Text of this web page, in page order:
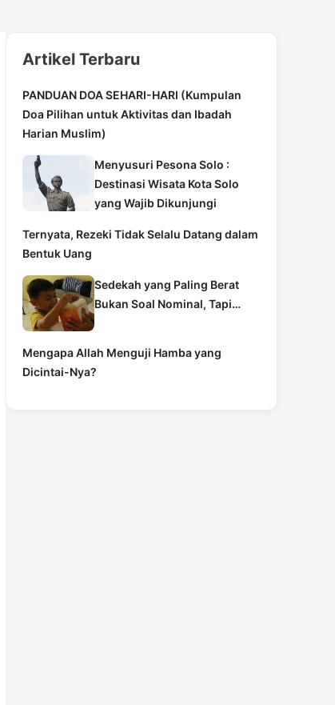
Artikel Terbaru
PANDUAN DOA SEHARI-HARI (Kumpulan
Doa Pilihan untuk Aktivitas dan Ibadah
Harian Muslim)
Menyusuri Pesona Solo :
Destinasi Wisata Kota Solo
yang Wajib Dikunjungi
Ternyata, Rezeki Tidak Selalu Datang dalam
Bentuk Uang
Sedekah yang Paling Berat
Bukan Soal Nominal, Tapi…
Mengapa Allah Menguji Hamba yang
Dicintai-Nya?